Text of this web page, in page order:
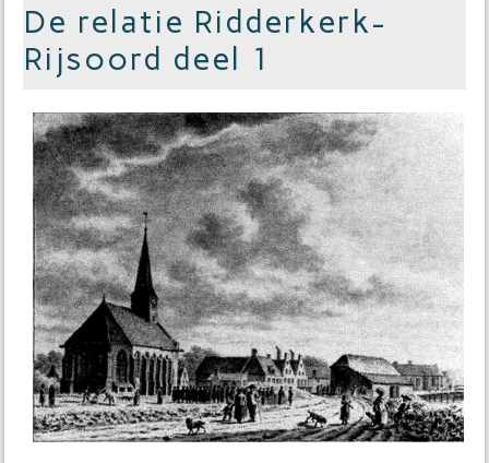
De relatie Ridderkerk-
Rijsoord deel 1